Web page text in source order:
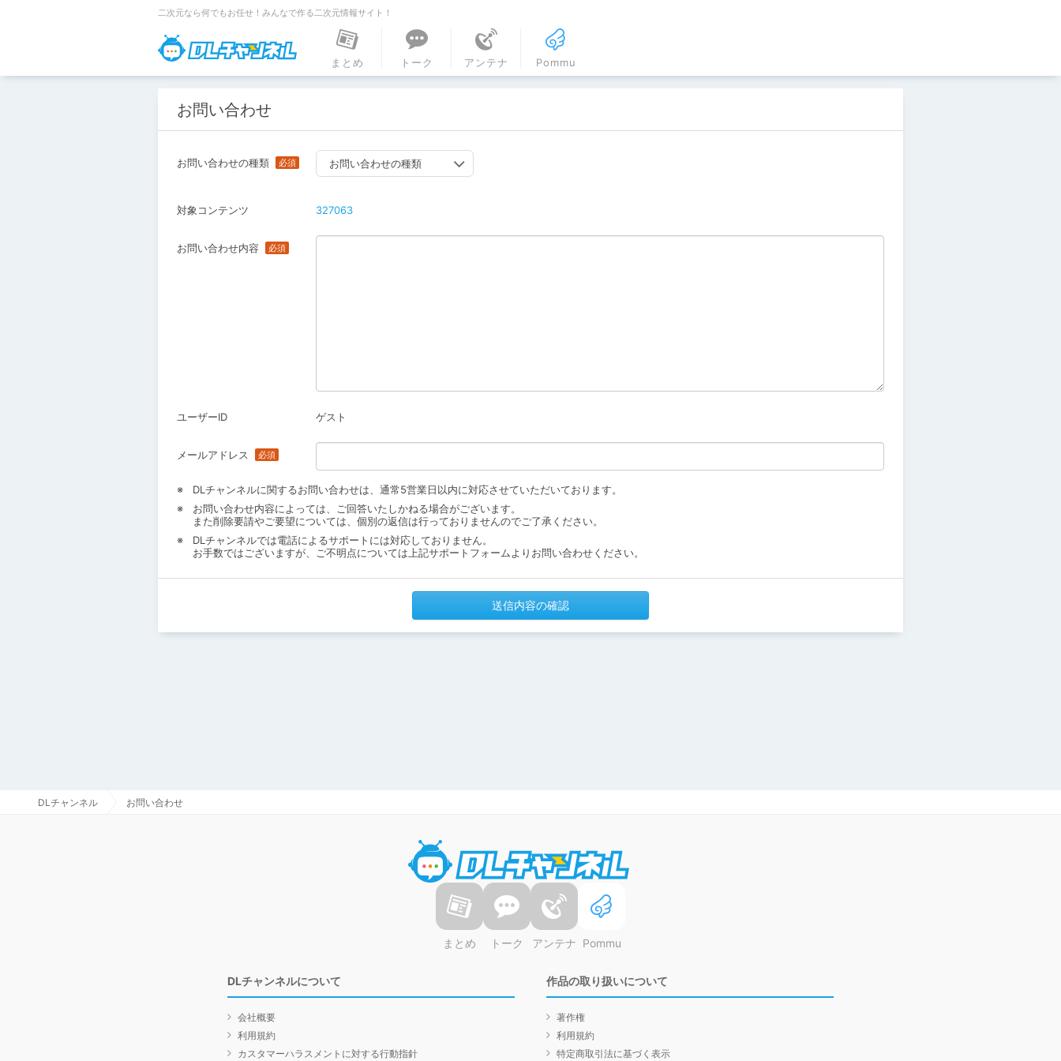
二次元なら何でもお任せ！みんなで作る二次元情報サイト！
DLチャンネル
まとめ
トーク アンテナ Pommu
お問い合わせ
お問い合わせの種類 お問い合わせの種類
対象コンテンツ 327063
お問い合わせ内容
ユーザーID ゲスト
メールアドレス
DLチャンネルに関するお問い合わせは、通常5営業日以内に対応させていただいております。
お問い合わせ内容によっては、ご回答いたしかねる場合がございます。
また削除要請やご要望については、個別の返信は行っておりませんのでご了承ください。
DLチャンネルでは電話によるサポートには対応しておりません。
お手数ではございますが、ご不明点については上記サポートフォームよりお問い合わせください。
送信内容の確認
DLチャンネル お問い合わせ
まとめ トーク アンテナ Pommu
DLチャンネルについて
会社概要
利用規約
カスタマーハラスメントに対する行動指針
作品の取り扱いについて
著作権
利用規約
特定商取引法に基づく表示